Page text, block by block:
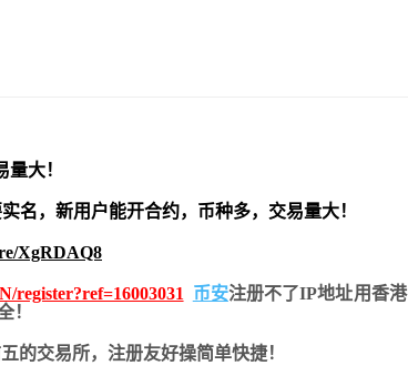
量大！
名，新用户能开合约， 币种多，交易量大！
XgRDAQ8
register?ref=16003031 币安注册不了IP地址用香
！
的交易所，注册友好操简单快捷！